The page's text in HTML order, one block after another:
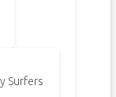
Surfers